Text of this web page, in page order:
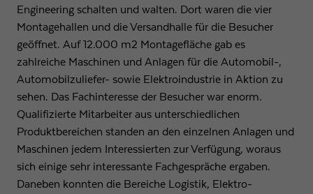
Engineering schalten und walten. Dort waren die vier
Montagehallen und die Versandhalle für die Besucher
geöffnet. Auf 12.000 m2 Montagefläche gab es
zahlreiche Maschinen und Anlagen für die Automobil-,
Automobilzuliefer- sowie Elektroindustrie in Aktion zu
sehen. Das Fachinteresse der Besucher war enorm.
Qualifizierte Mitarbeiter aus unterschiedlichen
Produktbereichen standen an den einzelnen Anlagen und
Maschinen jedem Interessierten zur Verfügung, woraus
sich einige sehr interessante Fachgespräche ergaben.
Daneben konnten die Bereiche Logistik, Elektro-